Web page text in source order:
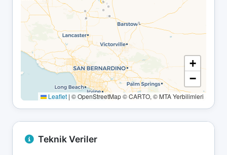
+
−
Leaflet | © OpenStreetMap © CARTO, © MTA Yerbilimleri
Teknik Veriler